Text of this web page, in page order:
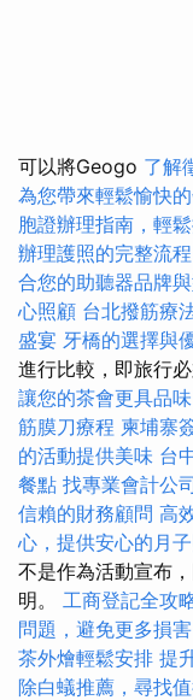
可以將Geogo 了解
為您帶來輕鬆愉快
胞證辦理指南，輕
辦理護照的完整流
合您的助聽器品牌
心照顧 台北撥筋療
盛宴 牙橋的選擇與
進行比較，即旅行
讓您的茶會更具品味
筋膜刀療程 柬埔寨
的活動提供美味 台
餐點 找專業會計公
信賴的財務顧問 高
心，提供安心的月
不是作為活動宣布
明。 工商登記全攻
問題，避免更多損害
茶外燴輕鬆安排 提
除白蟻推薦，尋找